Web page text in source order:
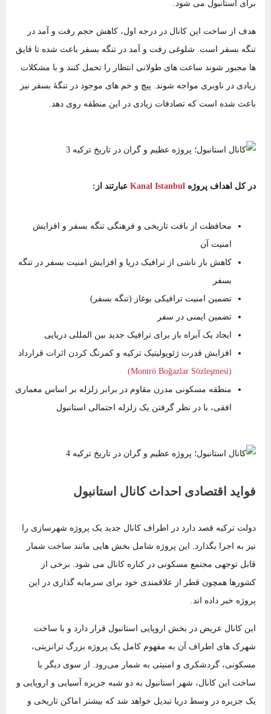
برای استانبول می شود.
هدف از ساخت این کانال در درجه اول، کاهش حجم رفت و آمد در
تنگه بسفر است. شلوغی رفت و آمد در تنگه بسفر باعث شده تا قایق‌
ها مجبور شوند ساعت های طولانی انتظار را تحمل کنند و با مشکلات
زیادی در ناوبری مواجه شوند. پیچ و خم‌ های موجود در تنگۀ بسفر نیز
باعث شده است که تصادفات زیادی در این منطقه روی دهد.
در کل اهداف پروژه عبارتند از:
محافظت از بافت تاریخی و فرهنگی تنگه بسفر و افزایش
امنیت آن
کاهش بار ناشی از ترافیک دریا و افزایش امنیت بسفر در تنگه
بسفر
تضمین امنیت ترافیکی بوغاز (تنگه بسفر)
تضمین ایمنی در سفر
ایجاد یک آبراه باز برای ترافیک جدید بین المللی دریایی
افزایش قدرت ژئوپولیتیک ترکیه و کمرنگ کردن اثرات قرارداد
(Montrö Boğazlar Sözleşmesi)
منطقه مسکونی مدرن مقاوم در برابر زلزله بر اساس معماری
افقی، با در نظر گرفتن یک زلزله احتمالی استانبول
فواید اقتصادی احداث کانال استانبول
دولت ترکیه قصد دارد در اطراف کانال جدید یک پروژه شهرسازی را
نیز به اجرا بگذارد. این پروژه شامل بخش‌ هایی مانند ساخت شمار
قابل توجهی مجتمع مسکونی در کناره کانال می ‌شود. برخی از
کشورها همچون قطر از علاقمندی خود برای سرمایه گذاری در این
پروژه خبر داده ‌اند.
این کانال عریض در بخش اروپایی استانبول قرار دارد و با ساخت
شهرک ‌های اطراف آن به مفهوم کامل یک پروژه بزرگ ترانزیتی،
مسکونی، گردشکری و امنیتی به شمار می‌رود. از سوی دیگر با
ساخت این کانال، شهر استانبول به دو شبه جزیره آسیایی و اروپایی و
یک جزیره در وسط دریا تبدیل خواهد شد که بیشتر اماکن تاریخی و